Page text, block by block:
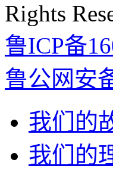
Rights
鲁ICP备
鲁公网安
我们的
我们的